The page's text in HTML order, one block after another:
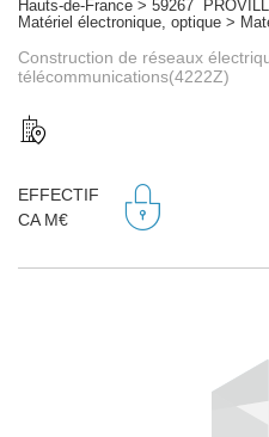
Hauts-de-France > 59267
Matériel électronique, optique >
Construction de réseaux
télécommunications(4222Z)
EFFECTIF
CA M€